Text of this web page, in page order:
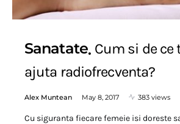
Sanatate Cum si de ce
ajuta radiofrecventa?
Alex Muntean May 8, 2017 383 views
Cu siguranta fiecare femeie isi doreste